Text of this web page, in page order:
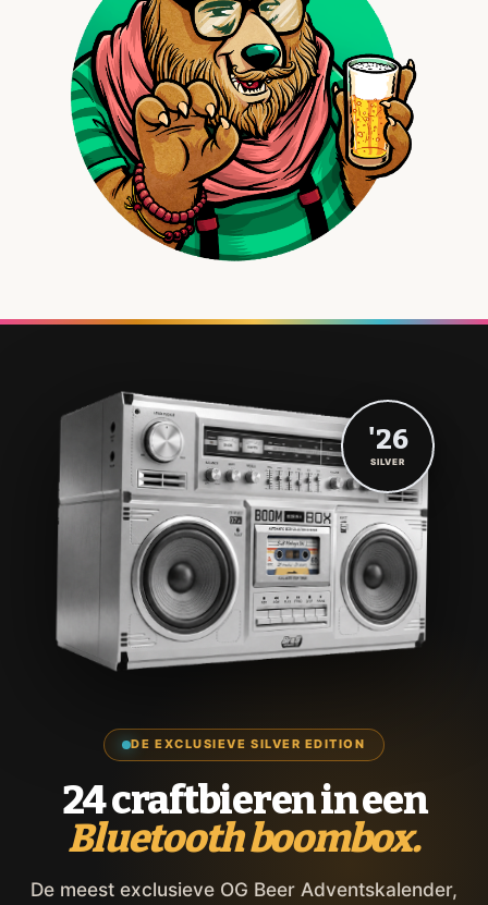
DE EXCLUSIEVE SILVER EDITION
24 craftbieren in een
Bluetooth boombox.
De meest exclusieve OG Beer Adventskalender,
'26
SILVER